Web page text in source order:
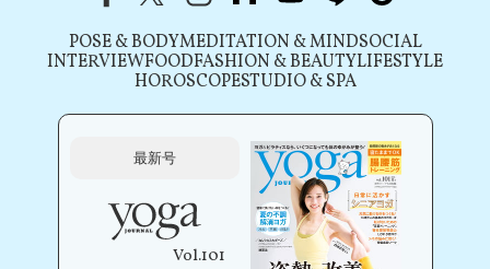
POSE & BODYMEDITATION & MINDSOCIAL
INTERVIEWFOODFASHION & BEAUTYLIFESTYLE
HOROSCOPESTUDIO & SPA
最新号
Vol.101